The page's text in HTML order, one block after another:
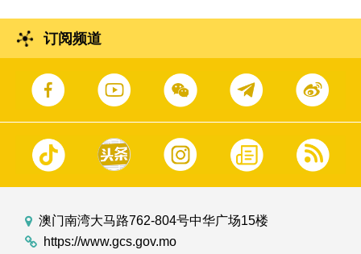
订阅频道
澳门南湾大马路762-804号中华广场15楼
https://www.gcs.gov.mo